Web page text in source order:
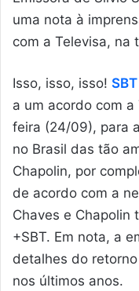
uma nota à
com a Televisa,
Isso, isso, isso! SBT
a um acordo com
feira (24/09), para
no Brasil das tão
Chapolin, por
de acordo com a
Chaves e Chapolin
+SBT. Em nota, a
detalhes do
nos últimos anos.